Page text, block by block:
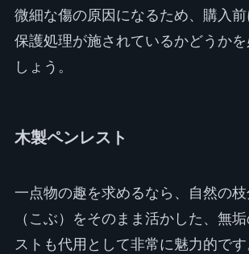
微細な傷の原因になるため、購入
保護処理が施されているかどうかを
しょう。
木製ペンレスト
一点物の趣を求めるなら、自然の
（こぶ）をそのまま活かした、無
ストも代用として非常に魅力的です